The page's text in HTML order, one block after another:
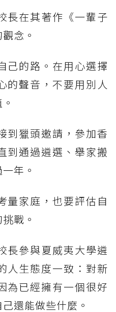
長在其著作《一輩子
念。
己的路。在用心選擇
的聲音，不要用別人
到獵頭邀請，參加香
到通過遴選、舉家搬
年。
量家庭，也要評估自
戰。
長參與夏威夷大學遴
人生態度一致：對新
為已經擁有一個很好
還能做些什麼。